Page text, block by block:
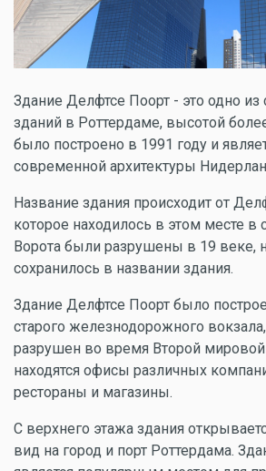
Здание Делфтсе Поорт - это одно
зданий в Роттердаме, высотой
было построено в 1991 году и
современной архитектуры
Название здания происходит от
которое находилось в этом месте в
Ворота были разрушены в 19 веке,
сохранилось в названии здания.
Здание Делфтсе Поорт было
старого железнодорожного
разрушен во время Второй
находятся офисы различных
рестораны и магазины.
С верхнего этажа здания
вид на город и порт Роттердама.